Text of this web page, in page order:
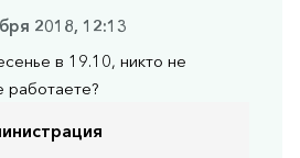
2018, 12:13
в 19.10, никто не
работаете?